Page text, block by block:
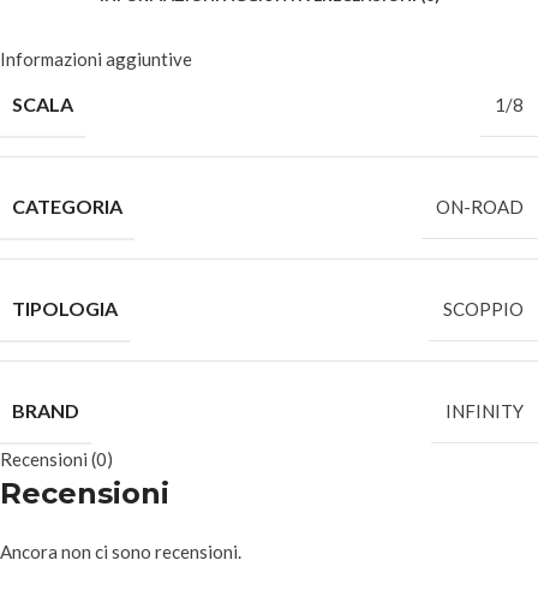
Informazioni aggiuntive
SCALA 1/8
CATEGORIA ON-ROAD
TIPOLOGIA SCOPPIO
BRAND INFINITY
Recensioni (0)
Recensioni
Ancora non ci sono recensioni.